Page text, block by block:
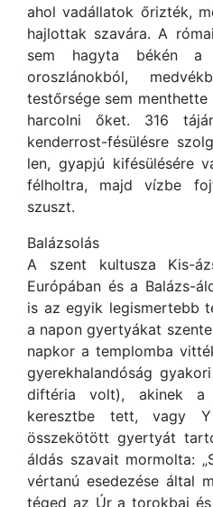
ahol vadállatok őrizték,
hajlottak szavára. A
sem hagyta békén a
oroszlánokból,
testőrsége sem
harcolni őket. 316
kenderrost-fésülésre
len, gyapjú kifésülésére
félholtra, majd vízbe
szuszt.
Balázsolás
A szent kultusza Kis-
Európában és a Balázs-
is az egyik legismertebb
a napon gyertyákat
napkor a templomba
gyerekhalandóság
diftéria volt), akinek
keresztbe tett, vagy
összekötött gyertyát
áldás szavait mormolta:
vértanú esedezése által
téged az Úr a torokbaj